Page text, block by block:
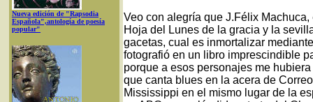
Nueva edición de "Rapsodia
Española",antología de poesía
popular"
Veo con alegría que J.Félix
Hoja del Lunes de la gracia y la
gacetas, cual es inmortalizar
fotografió en un libro imprescindible
porque a esos personajes me
que canta blues en la acera de
Mississippi en el mismo lugar de la